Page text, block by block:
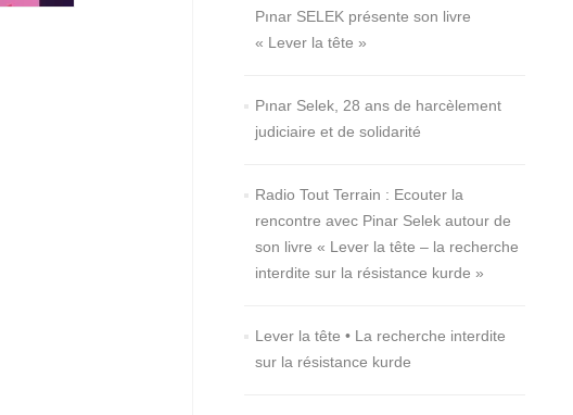
Pınar SELEK présente son livre
« Lever la tête »
Pınar Selek, 28 ans de harcèlement
judiciaire et de solidarité
Radio Tout Terrain : Ecouter la
rencontre avec Pinar Selek autour de
son livre « Lever la tête – la recherche
interdite sur la résistance kurde »
Lever la tête • La recherche interdite
sur la résistance kurde